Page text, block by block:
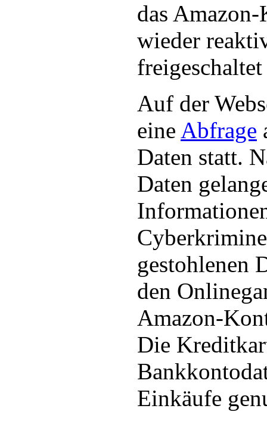
das
wieder
Auf der
eine Abfrage
Daten statt.
Daten
gestohlenen
den
Amazon-
Die
Einkäufe